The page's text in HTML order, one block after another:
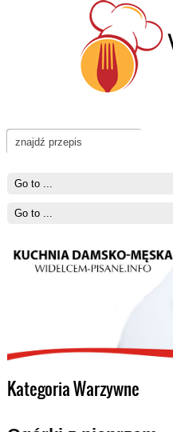
Kategoria Warzywne